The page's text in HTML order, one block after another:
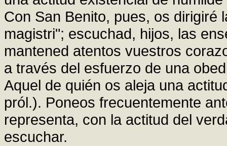
Con San Benito, pues, os dirigiré
magistri"; escuchad, hijos, las
mantened atentos vuestros
a través del esfuerzo de una
Aquel de quién os aleja una
pról.). Poneos frecuentemente
representa, con la actitud del
escuchar.